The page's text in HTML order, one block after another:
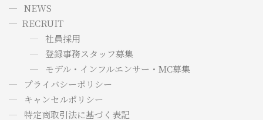
NEWS
RECRUIT
社員採用
登録事務スタッフ募集
モデル・インフルエンサー・MC募集
プライバシーポリシー
キャンセルポリシー
特定商取引法に基づく表記